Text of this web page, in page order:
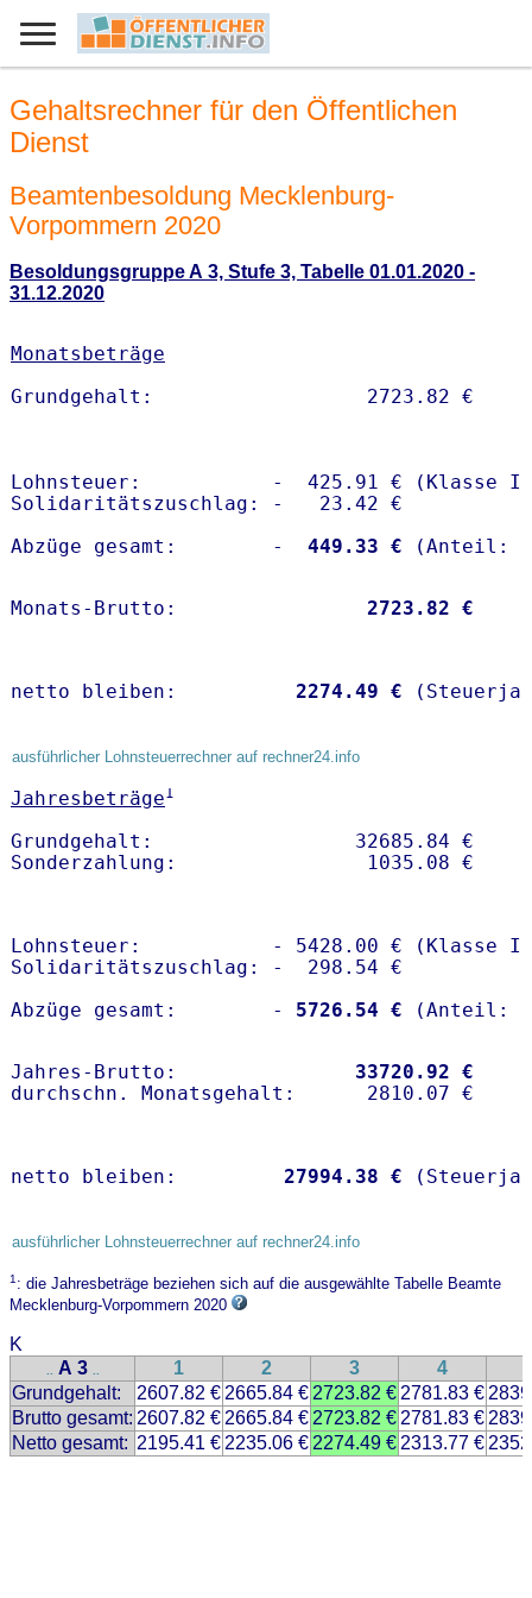
Gehaltsrechner für den Öffentlichen
Dienst
Beamtenbesoldung Mecklenburg-
Vorpommern 2020
Besoldungsgruppe A 3, Stufe 3, Tabelle 01.01.2020 -
31.12.2020
Monatsbeträge
Lohnsteuer:           -  425.91 € (Klasse I)
Solidaritätszuschlag: -   23.42 €
Abzüge gesamt:        -
  449.33 €
Monats-Brutto: 2723.82 €
netto bleiben: 2274.49 €
ausführlicher Lohnsteuerrechner auf rechner24.info
Jahresbeträge1
Grundgehalt:                 32685.84 €
Lohnsteuer:           - 5428.00 € (Klasse I)
Solidaritätszuschlag: -  298.54 €
Abzüge gesamt:        -
5726.54 €
Jahres-Brutto: 33720.92 €
netto bleiben: 27994.38 €
ausführlicher Lohnsteuerrechner auf rechner24.info
1: die Jahresbeträge beziehen sich auf die ausgewählte Tabelle Beamte
Mecklenburg-Vorpommern 2020
K
.. A 3 .. 1 2 3 4
Grundgehalt:
2607.82 € 2665.84 € 2723.82 € 2781.83 €
Brutto gesamt: 2607.82 € 2665.84 € 2723.82 € 2781.83 €
Netto gesamt: 2195.41 € 2235.06 € 2274.49 € 2313.77 €